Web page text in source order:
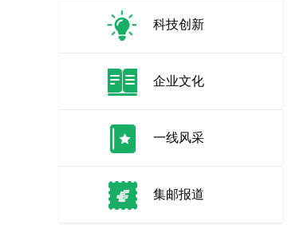
科技创新
企业文化
一线风采
集邮报道